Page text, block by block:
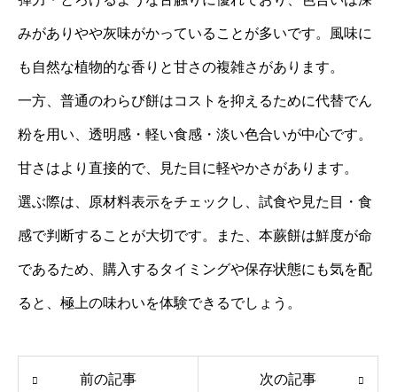
みがありやや灰味がかっていることが多いです。風味に
も自然な植物的な香りと甘さの複雑さがあります。
一方、普通のわらび餅はコストを抑えるために代替でん
粉を用い、透明感・軽い食感・淡い色合いが中心です。
甘さはより直接的で、見た目に軽やかさがあります。
選ぶ際は、原材料表示をチェックし、試食や見た目・食
感で判断することが大切です。また、本蕨餅は鮮度が命
であるため、購入するタイミングや保存状態にも気を配
ると、極上の味わいを体験できるでしょう。
前の記事 次の記事